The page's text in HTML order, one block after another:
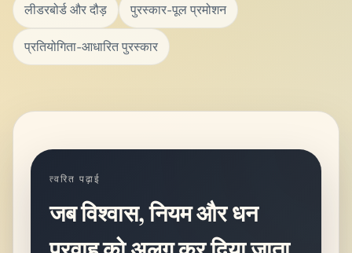
लीडरबोर्ड और दौड़ पुरस्कार-पूल प्रमोशन
प्रतियोगिता-आधारित पुरस्कार
त्वरित पढ़ाई
जब विश्वास, नियम और धन